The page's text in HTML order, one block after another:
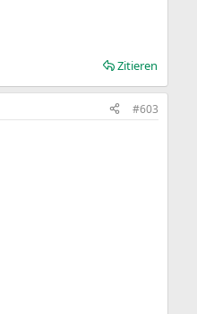
Zitieren
#603